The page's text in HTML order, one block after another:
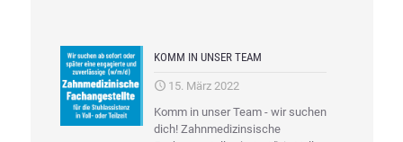
KOMM IN UNSER TEAM
15. März 2022
Komm in unser Team - wir suchen
dich! Zahnmedizinsische